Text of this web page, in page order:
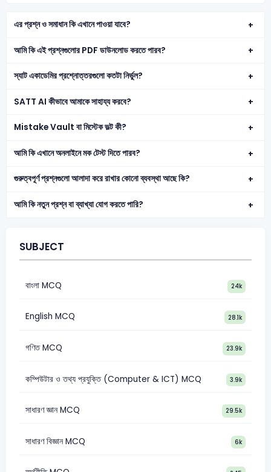
এর প্রশ্ন ও সমাধান কি এখানে পাওয়া যাবে?
আমি কি এই প্রশ্নগুলোর PDF ডাউনলোড করতে পারব?
স্যাট একাডেমির প্রশ্নোত্তরগুলো কতটা নির্ভুল?
SATT AI কীভাবে আমাকে সাহায্য করবে?
Mistake Vault বা মিস্টেক ভল্ট কী?
আমি কি এখানে অনলাইনে মক টেস্ট দিতে পারব?
গুরুত্বপূর্ণ প্রশ্নগুলো আলাদা করে রাখার কোনো ব্যবস্থা আছে কি?
আমি কি নতুন প্রশ্ন বা ব্যাখ্যা যোগ করতে পারি?
SUBJECT
বাংলা MCQ 24k
English MCQ 28.1k
গণিত MCQ 23.9k
কম্পিউটার ও তথ্য প্রযুক্তি (Computer & ICT) MCQ 3.9k
সাধারণ জ্ঞান MCQ 29.5k
সাধারণ বিজ্ঞান MCQ 6k